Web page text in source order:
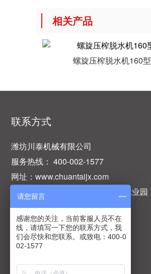
相关产品
螺旋压榨脱水机160型
联系方式
潍坊川泰机械有限公司
服务热线： 400-002-1577
网址：www.chuantaijx.com
地址：山东省潍坊市坊子区民营工业园
请您留言
感谢您的关注，当前客服人员不在
线，请填写一下您的联系方式，我
们会尽快和您联系。或致电：400-0
02-1577